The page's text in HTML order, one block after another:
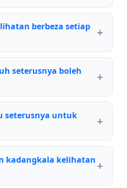
berbeza setiap
seterusnya boleh
seterusnya untuk
kadangkala kelihatan